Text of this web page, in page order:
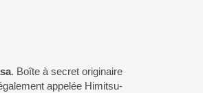
. Boîte à secret originaire
appelée Himitsu-